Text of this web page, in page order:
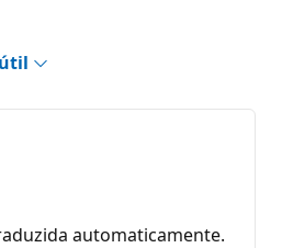
automaticamente.